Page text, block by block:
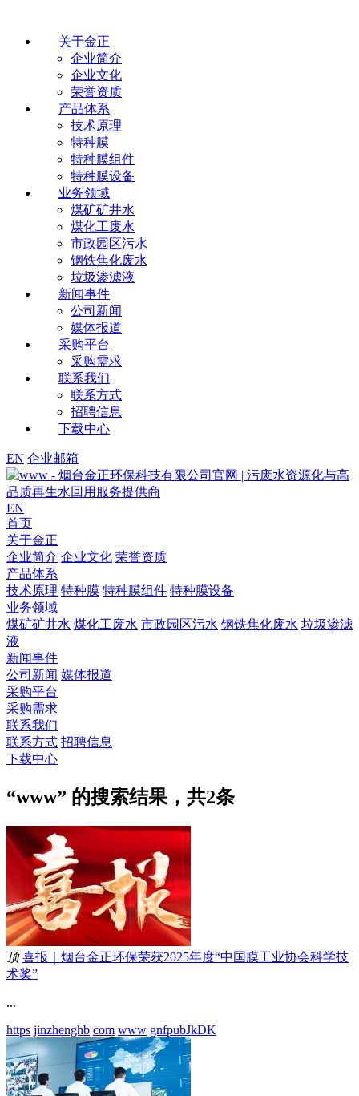
关于金正
企业简介
企业文化
荣誉资质
产品体系
技术原理
特种膜
特种膜组件
特种膜设备
业务领域
煤矿矿井水
煤化工废水
市政园区污水
钢铁焦化废水
垃圾渗滤液
新闻事件
公司新闻
媒体报道
采购平台
采购需求
联系我们
联系方式
招聘信息
下载中心
EN 企业邮箱
EN
首页
关于金正
企业简介 企业文化 荣誉资质
产品体系
技术原理 特种膜 特种膜组件 特种膜设备
业务领域
煤矿矿井水 煤化工废水 市政园区污水 钢铁焦化废水 垃圾渗滤
液
新闻事件
公司新闻 媒体报道
采购平台
采购需求
联系我们
联系方式 招聘信息
下载中心
“www” 的搜索结果，共2条
顶 喜报｜烟台金正环保荣获2025年度“中国膜工业协会科学技
术奖”
...
https jinzhenghb com www gnfpubJkDK